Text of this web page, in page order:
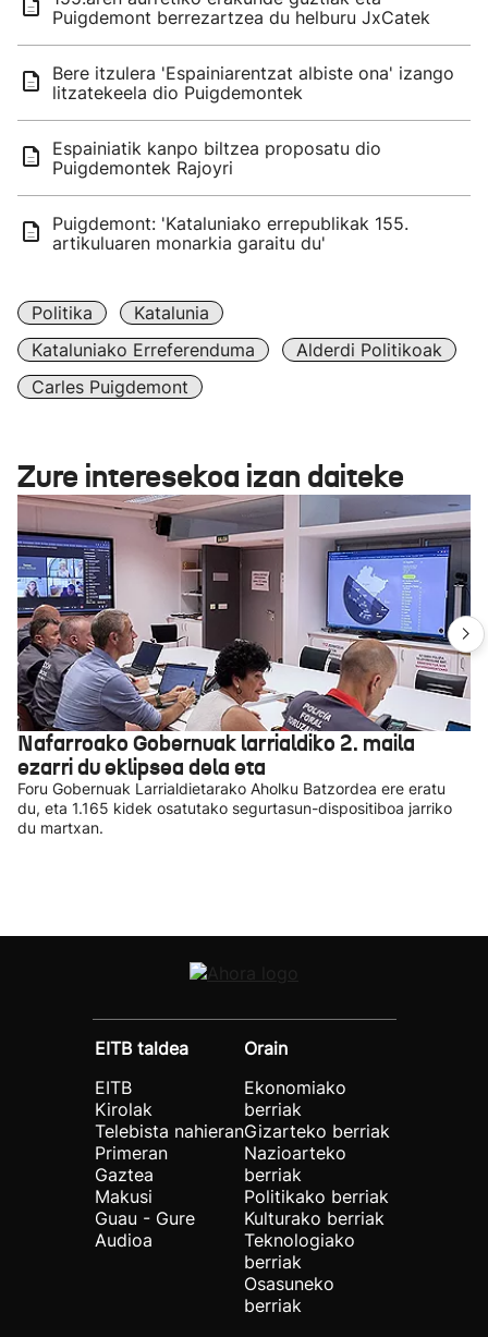
Puigdemont berrezartzea du helburu JxCatek
Bere itzulera 'Espainiarentzat albiste ona' izango
litzatekeela dio Puigdemontek
Espainiatik kanpo biltzea proposatu dio
Puigdemontek Rajoyri
Puigdemont: 'Kataluniako errepublikak 155.
artikuluaren monarkia garaitu du'
Politika
Katalunia
Kataluniako Erreferenduma
Alderdi Politikoak
Carles Puigdemont
Zure interesekoa izan daiteke
Nafarroako Gobernuak larrialdiko 2. maila
ezarri du eklipsea dela eta
Foru Gobernuak Larrialdietarako Aholku Batzordea ere eratu
du, eta 1.165 kidek osatutako segurtasun-dispositiboa jarriko
du martxan.
EITB taldea
EITB
Kirolak
Telebista nahieran
Primeran
Gaztea
Makusi
Guau - Gure
Audioa
Orain
Ekonomiako
berriak
Gizarteko berriak
Nazioarteko
berriak
Politikako berriak
Kulturako berriak
Teknologiako
berriak
Osasuneko
berriak